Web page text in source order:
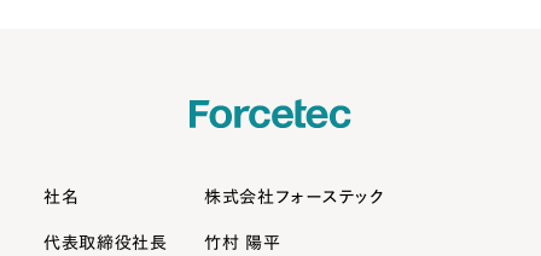
社名 株式会社フォーステック
代表取締役社長 竹村 陽平